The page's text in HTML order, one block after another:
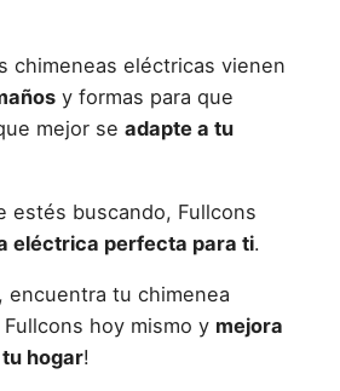
chimeneas eléctricas vienen
y formas para que
mejor se adapte a tu
estés buscando, Fullcons
eléctrica perfecta para ti.
encuentra tu chimenea
hoy mismo y mejora
hogar!